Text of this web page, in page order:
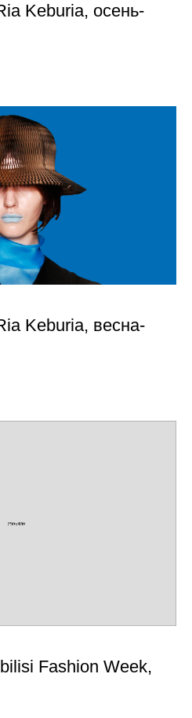
Keburia, осень-
Keburia, весна-
Fashion Week,